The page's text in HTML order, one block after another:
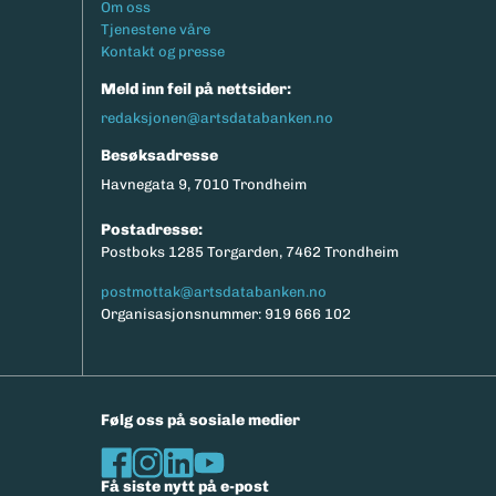
eksport av relevante parametere.
Footermeny
Om oss
Tjenestene våre
Kontakt og presse
Meld inn feil på nettsider:
redaksjonen@artsdatabanken.no
Besøksadresse
Havnegata 9, 7010 Trondheim
Postadresse:
Postboks 1285 Torgarden, 7462 Trondheim
postmottak@artsdatabanken.no
Organisasjonsnummer: 919 666 102
Følg oss på sosiale medier
Få siste nytt på e-post